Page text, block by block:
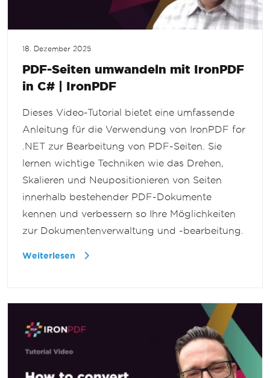
18. Dezember 2025
PDF-Seiten umwandeln mit IronPDF
in C# | IronPDF
Dieses Video-Tutorial bietet eine umfassende
Anleitung für die Verwendung von IronPDF for
.NET zur Bearbeitung von PDF-Seiten. Sie
lernen wichtige Techniken wie das Drehen,
Skalieren und Neupositionieren von Seiten
innerhalb bestehender PDF-Dokumente
kennen und verbessern so Ihre Möglichkeiten
zur Dokumentenverwaltung und -bearbeitung.
Weiterlesen